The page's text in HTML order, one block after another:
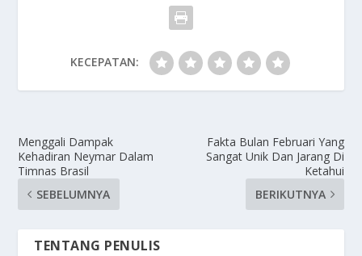
KECEPATAN:
Menggali Dampak
Kehadiran Neymar Dalam
Timnas Brasil
SEBELUMNYA
Fakta Bulan Februari Yang
Sangat Unik Dan Jarang Di
Ketahui
BERIKUTNYA
TENTANG PENULIS